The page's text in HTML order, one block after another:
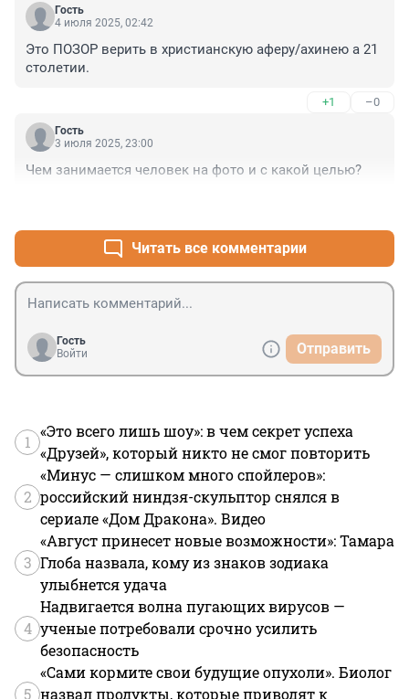
Гость
4 июля 2025, 02:42
Это ПОЗОР верить в христианскую аферу/ахинею а 21
столетии.
+1 –0
Гость
3 июля 2025, 23:00
Чем занимается человек на фото и с какой целью?
Читать все комментарии
Гость
Войти
Отправить
1
«Это всего лишь шоу»: в чем секрет успеха
«Друзей», который никто не смог повторить
2
«Минус — слишком много спойлеров»:
российский ниндзя-скульптор снялся в
сериале «Дом Дракона». Видео
3
«Август принесет новые возможности»: Тамара
Глоба назвала, кому из знаков зодиака
улыбнется удача
4
Надвигается волна пугающих вирусов —
ученые потребовали срочно усилить
безопасность
5
«Сами кормите свои будущие опухоли». Биолог
назвал продукты, которые приводят к